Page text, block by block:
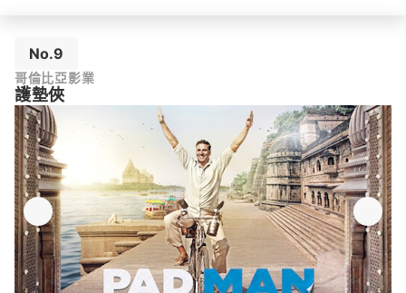
No.9
哥倫比亞影業
護墊俠